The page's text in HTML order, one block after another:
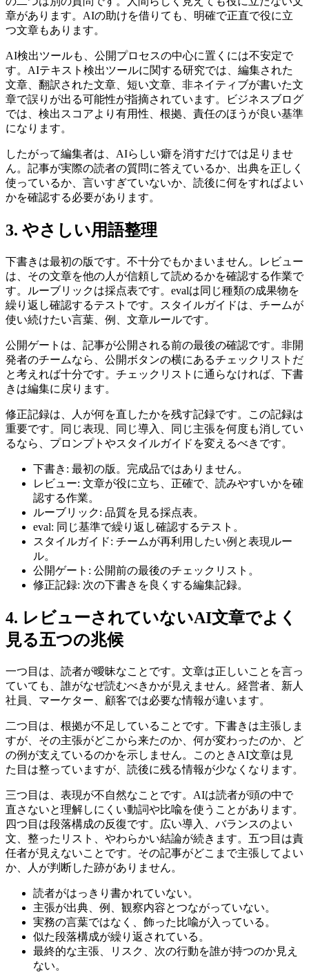
章があります。AIの助けを借りても、明確で正直で役に立
つ文章もあります。
AI検出ツールも、公開プロセスの中心に置くには不安定で
す。AIテキスト検出ツールに関する研究では、編集された
文章、翻訳された文章、短い文章、非ネイティブが書いた文
章で誤りが出る可能性が指摘されています。ビジネスブログ
では、検出スコアより有用性、根拠、責任のほうが良い基準
になります。
したがって編集者は、AIらしい癖を消すだけでは足りませ
ん。記事が実際の読者の質問に答えているか、出典を正しく
使っているか、言いすぎていないか、読後に何をすればよい
かを確認する必要があります。
3. やさしい用語整理
下書きは最初の版です。不十分でもかまいません。レビュー
は、その文章を他の人が信頼して読めるかを確認する作業で
す。ルーブリックは採点表です。evalは同じ種類の成果物を
繰り返し確認するテストです。スタイルガイドは、チームが
使い続けたい言葉、例、文章ルールです。
公開ゲートは、記事が公開される前の最後の確認です。非開
発者のチームなら、公開ボタンの横にあるチェックリストだ
と考えれば十分です。チェックリストに通らなければ、下書
きは編集に戻ります。
修正記録は、人が何を直したかを残す記録です。この記録は
重要です。同じ表現、同じ導入、同じ主張を何度も消してい
るなら、プロンプトやスタイルガイドを変えるべきです。
下書き: 最初の版。完成品ではありません。
レビュー: 文章が役に立ち、正確で、読みやすいかを確
認する作業。
ルーブリック: 品質を見る採点表。
eval: 同じ基準で繰り返し確認するテスト。
スタイルガイド: チームが再利用したい例と表現ルー
ル。
公開ゲート: 公開前の最後のチェックリスト。
修正記録: 次の下書きを良くする編集記録。
4. レビューされていないAI文章でよく
見る五つの兆候
一つ目は、読者が曖昧なことです。文章は正しいことを言っ
ていても、誰がなぜ読むべきかが見えません。経営者、新人
社員、マーケター、顧客では必要な情報が違います。
二つ目は、根拠が不足していることです。下書きは主張しま
すが、その主張がどこから来たのか、何が変わったのか、ど
の例が支えているのかを示しません。このときAI文章は見
た目は整っていますが、読後に残る情報が少なくなります。
三つ目は、表現が不自然なことです。AIは読者が頭の中で
直さないと理解しにくい動詞や比喩を使うことがあります。
四つ目は段落構成の反復です。広い導入、バランスのよい
文、整ったリスト、やわらかい結論が続きます。五つ目は責
任者が見えないことです。その記事がどこまで主張してよい
か、人が判断した跡がありません。
読者がはっきり書かれていない。
主張が出典、例、観察内容とつながっていない。
実務の言葉ではなく、飾った比喩が入っている。
似た段落構成が繰り返されている。
最終的な主張、リスク、次の行動を誰が持つのか見え
ない。